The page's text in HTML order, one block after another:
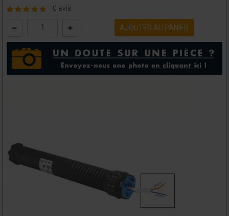
0 avis
AJOUTER AU PANIER